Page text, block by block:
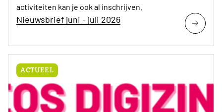
activiteiten kan je ook al inschrijven.
Nieuwsbrief juni - juli 2026
ACTUEEL